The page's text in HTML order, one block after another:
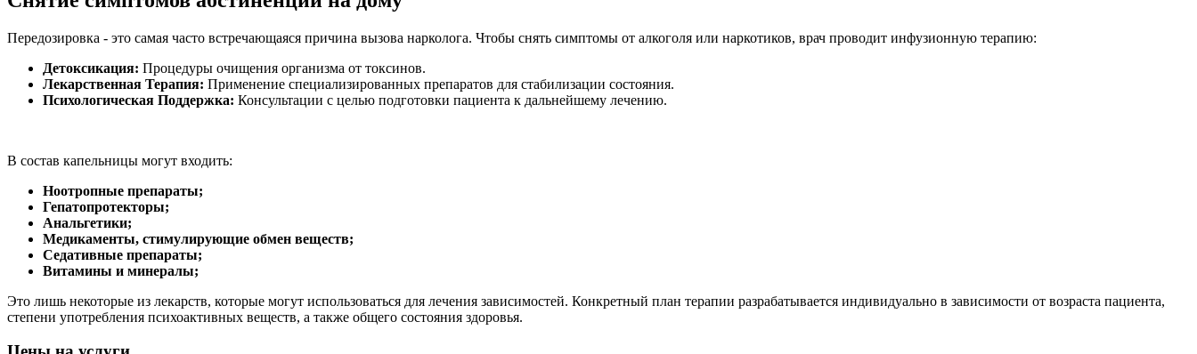
Передозировка - это самая часто встречающаяся причина вызова нарколога. Чтобы снять симптомы от алкоголя или наркотиков, врач проводит инфузионную терапию:
Детоксикация: Процедуры очищения организма от токсинов.
Лекарственная Терапия: Применение специализированных препаратов для стабилизации состояния.
Психологическая Поддержка: Консультации с целью подготовки пациента к дальнейшему лечению.
В состав капельницы могут входить:
Ноотропные препараты;
Гепатопротекторы;
Анальгетики;
Медикаменты, стимулирующие обмен веществ;
Седативные препараты;
Витамины и минералы;
Это лишь некоторые из лекарств, которые могут использоваться для лечения зависимостей. Конкретный план терапии разрабатывается индивидуально в зависимости от возраста пациента,
степени употребления психоактивных веществ, а также общего состояния здоровья.